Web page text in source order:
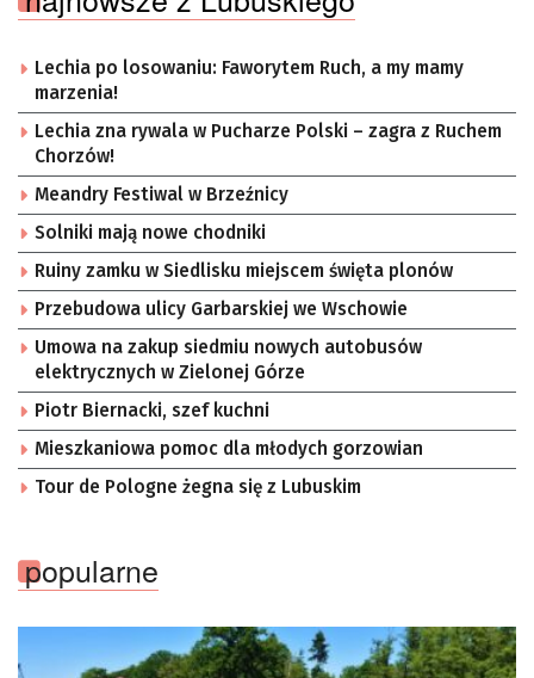
Lechia po losowaniu: Faworytem Ruch, a my mamy
marzenia!
Lechia zna rywala w Pucharze Polski – zagra z Ruchem
Chorzów!
Meandry Festiwal w Brzeźnicy
Solniki mają nowe chodniki
Ruiny zamku w Siedlisku miejscem święta plonów
Przebudowa ulicy Garbarskiej we Wschowie
Umowa na zakup siedmiu nowych autobusów
elektrycznych w Zielonej Górze
Piotr Biernacki, szef kuchni
Mieszkaniowa pomoc dla młodych gorzowian
Tour de Pologne żegna się z Lubuskim
popularne